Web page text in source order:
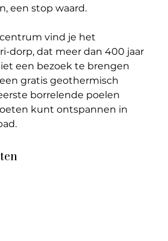
een stop waard.
vind je het
dorp, dat meer dan 400 jaar
een bezoek te brengen
gratis geothermisch
borrelende poelen
kunt ontspannen in